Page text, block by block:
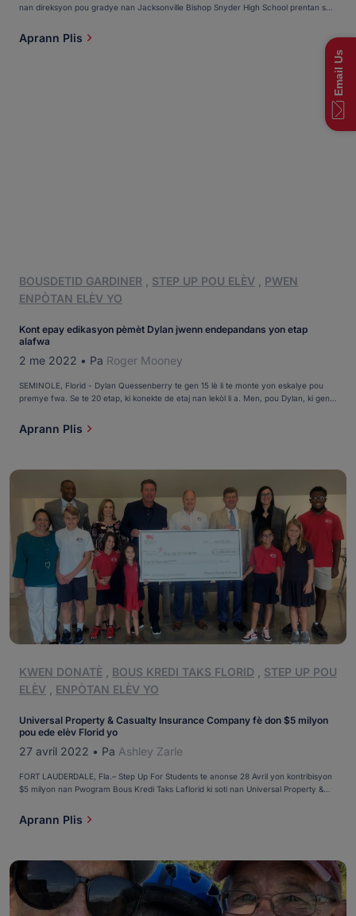
nan direksyon pou gradye nan Jacksonville Bishop Snyder High School prentan sa
mwa Oktòb, li remake yon boul sou kou l '. Kansè. Lenfom Hodgkin a, yon […]
Aprann Plis
BOUSDETID GARDINER STEP UP POU ELÈV
PWEN
ENPÒTAN ELÈV YO
Kont epay edikasyon pèmèt Dylan jwenn endepandans yon etap
alafwa
2 me 2022 • Pa Roger Mooney
SEMINOLE, Florid - Dylan Quessenberry te gen 15 lè li te monte yon eskalye pou
premye fwa. Se te 20 etap, ki konekte de etaj nan lekòl li a. Men, pou Dylan, ki gen
Learning Independence For Tomorrow (LiFT) Academy, yon […]
Aprann Plis
KWEN DONATÈ BOUS KREDI TAKS FLORID
STEP UP POU
ELÈV
ENPÒTAN ELÈV YO
Universal Property & Casualty Insurance Company fè don $5 milyon
pou ede elèv Florid yo
27 avril 2022 • Pa Ashley Zarle
FORT LAUDERDALE, Fla.– Step Up For Students te anonse 28 Avril yon kontribisyon
$5 milyon nan Pwogram Bous Kredi Taks Laflorid ki soti nan Universal Property &
ale nan lekòl K-12 ki pi byen adapte bezwen yo aprann. Depi 2017, UPCIC, yon
oksilyè totalman posede nan Universal Insurance Holdings, [...]
Aprann Plis
Email Us